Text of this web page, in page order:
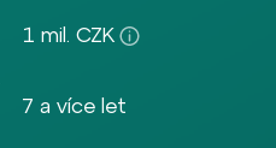
1 mil. CZK
7 a více let